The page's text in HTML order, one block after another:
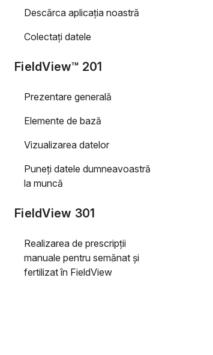
Descărca aplicaţia noastră
Colectați datele
FieldView™ 201
Prezentare generală
Elemente de bază
Vizualizarea datelor
Puneți datele dumneavoastră
la muncă
FieldView 301
Realizarea de prescripții
manuale pentru semănat și
fertilizat în FieldView